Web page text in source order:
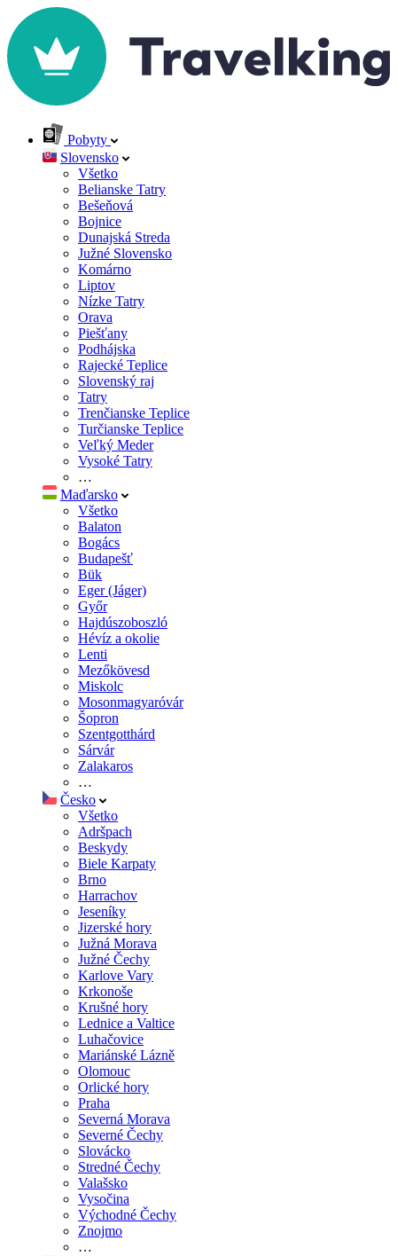
Pobyty
Slovensko
Všetko
Belianske Tatry
Bešeňová
Bojnice
Dunajská Streda
Južné Slovensko
Komárno
Liptov
Nízke Tatry
Orava
Piešťany
Podhájska
Rajecké Teplice
Slovenský raj
Tatry
Trenčianske Teplice
Turčianske Teplice
Veľký Meder
Vysoké Tatry
…
Maďarsko
Všetko
Balaton
Bogács
Budapešť
Bük
Eger (Jáger)
Győr
Hajdúszoboszló
Hévíz a okolie
Lenti
Mezőkövesd
Miskolc
Mosonmagyaróvár
Šopron
Szentgotthárd
Sárvár
Zalakaros
…
Česko
Všetko
Adršpach
Beskydy
Biele Karpaty
Brno
Harrachov
Jeseníky
Jizerské hory
Južná Morava
Južné Čechy
Karlove Vary
Krkonoše
Krušné hory
Lednice a Valtice
Luhačovice
Mariánské Lázně
Olomouc
Orlické hory
Praha
Severná Morava
Severné Čechy
Slovácko
Stredné Čechy
Valašsko
Vysočina
Východné Čechy
Znojmo
…